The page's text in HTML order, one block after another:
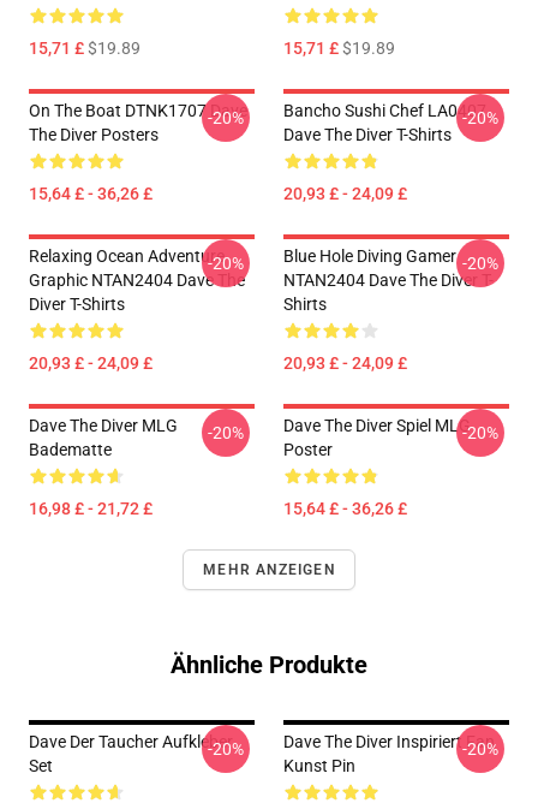
15,71 £$19.89 15,71 £$19.89
On The Boat DTNK1707 Dave
The Diver Posters
15,64 £ - 36,26 £
-20%
Bancho Sushi Chef LA0407
Dave The Diver T-Shirts
20,93 £ - 24,09 £
-20%
Relaxing Ocean Adventure
Graphic NTAN2404 Dave The
Diver T-Shirts
20,93 £ - 24,09 £
-20%
Blue Hole Diving Gamer
NTAN2404 Dave The Diver T-
Shirts
20,93 £ - 24,09 £
-20%
Dave The Diver MLG
Badematte
16,98 £ - 21,72 £
-20%
Dave The Diver Spiel MLG
Poster
15,64 £ - 36,26 £
-20%
MEHR ANZEIGEN
Ähnliche Produkte
Dave Der Taucher Aufkleber
Set
-20%
Dave The Diver Inspiriert Fan
Kunst Pin
-20%